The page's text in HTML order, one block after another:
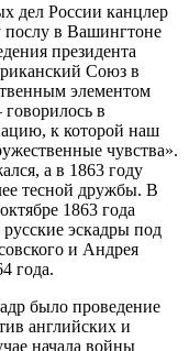
дел России канцлер
послу в Вашингтоне
президента
Союз в
элементом
в
к которой наш
чувства».
а в 1863 году
тесной дружбы. В
1863 года
эскадры под
и Андрея
года.
было проведение
английских и
начала войны